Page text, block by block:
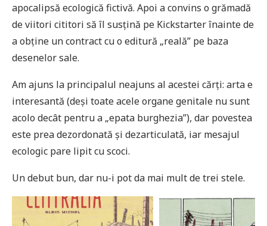
apocalipsă ecologică fictivă. Apoi a convins o grămadă
de viitori cititori să îl susțină pe Kickstarter înainte de
a obține un contract cu o editură „reală” pe baza
desenelor sale.
Am ajuns la principalul neajuns al acestei cărți: arta e
interesantă (deși toate acele organe genitale nu sunt
acolo decât pentru a „epata burghezia”), dar povestea
este prea dezordonată și dezarticulată, iar mesajul
ecologic pare lipit cu scoci.
Un debut bun, dar nu-i pot da mai mult de trei stele.